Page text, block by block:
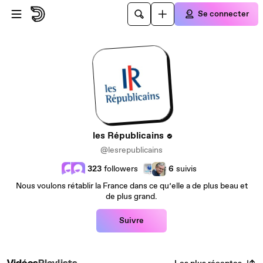
Passer au contenu principal
Se connecter
les Républicains
@lesrepublicains
323 followers 6 suivis
Nous voulons rétablir la France dans ce qu’elle a de plus beau et
de plus grand.
Suivre